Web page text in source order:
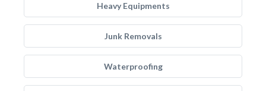
Heavy Equipments
Junk Removals
Waterproofing